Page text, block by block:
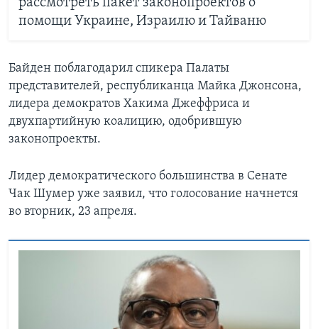
рассмотреть пакет законопроектов о
помощи Украине, Израилю и Тайваню
Байден поблагодарил спикера Палаты
представителей, республиканца Майка Джонсона,
лидера демократов Хакима Джеффриса и
двухпартийную коалицию, одобрившую
законопроекты.
Лидер демократического большинства в Сенате
Чак Шумер уже заявил, что голосование начнется
во вторник, 23 апреля.